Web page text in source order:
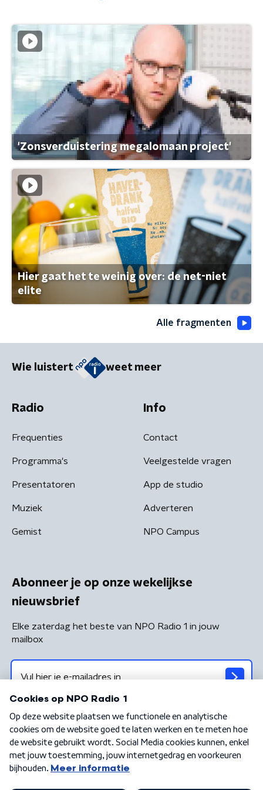
'Zonsverduistering megalomaan project'
Hier gaat het te weinig over: de net-niet
elite
Alle fragmenten
Wie luistert weet meer
Radio
Frequenties
Programma's
Presentatoren
Muziek
Gemist
Info
Contact
Veelgestelde vragen
App de studio
Adverteren
NPO Campus
Abonneer je op onze wekelijkse
nieuwsbrief
Elke zaterdag het beste van NPO Radio 1 in jouw
mailbox
Algemene voorwaarden Privacybeleid